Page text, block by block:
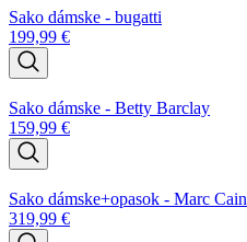
Sako dámske - bugatti
199,99 €
Sako dámske - Betty Barclay
159,99 €
Sako dámske+opasok - Marc Cain
319,99 €